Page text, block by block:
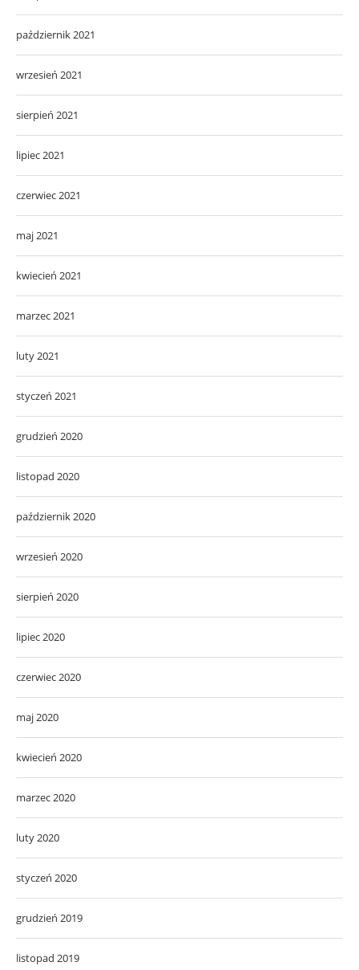
październik 2021
wrzesień 2021
sierpień 2021
lipiec 2021
czerwiec 2021
maj 2021
kwiecień 2021
marzec 2021
luty 2021
styczeń 2021
grudzień 2020
listopad 2020
październik 2020
wrzesień 2020
sierpień 2020
lipiec 2020
czerwiec 2020
maj 2020
kwiecień 2020
marzec 2020
luty 2020
styczeń 2020
grudzień 2019
listopad 2019